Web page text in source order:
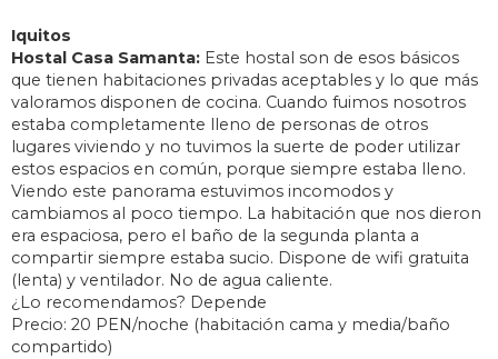
Iquitos
Hostal Casa Samanta: Este hostal son de esos básicos
que tienen habitaciones privadas aceptables y lo que más
valoramos disponen de cocina. Cuando fuimos nosotros
estaba completamente lleno de personas de otros
lugares viviendo y no tuvimos la suerte de poder utilizar
estos espacios en común, porque siempre estaba lleno.
Viendo este panorama estuvimos incomodos y
cambiamos al poco tiempo. La habitación que nos dieron
era espaciosa, pero el baño de la segunda planta a
compartir siempre estaba sucio. Dispone de wifi gratuita
(lenta) y ventilador. No de agua caliente.
¿Lo recomendamos? Depende
Precio: 20 PEN/noche (habitación cama y media/baño
compartido)